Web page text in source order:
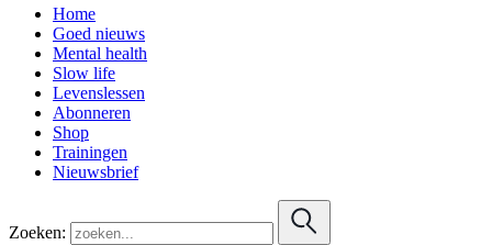
Home
Goed nieuws
Mental health
Slow life
Levenslessen
Abonneren
Shop
Trainingen
Nieuwsbrief
Zoeken: